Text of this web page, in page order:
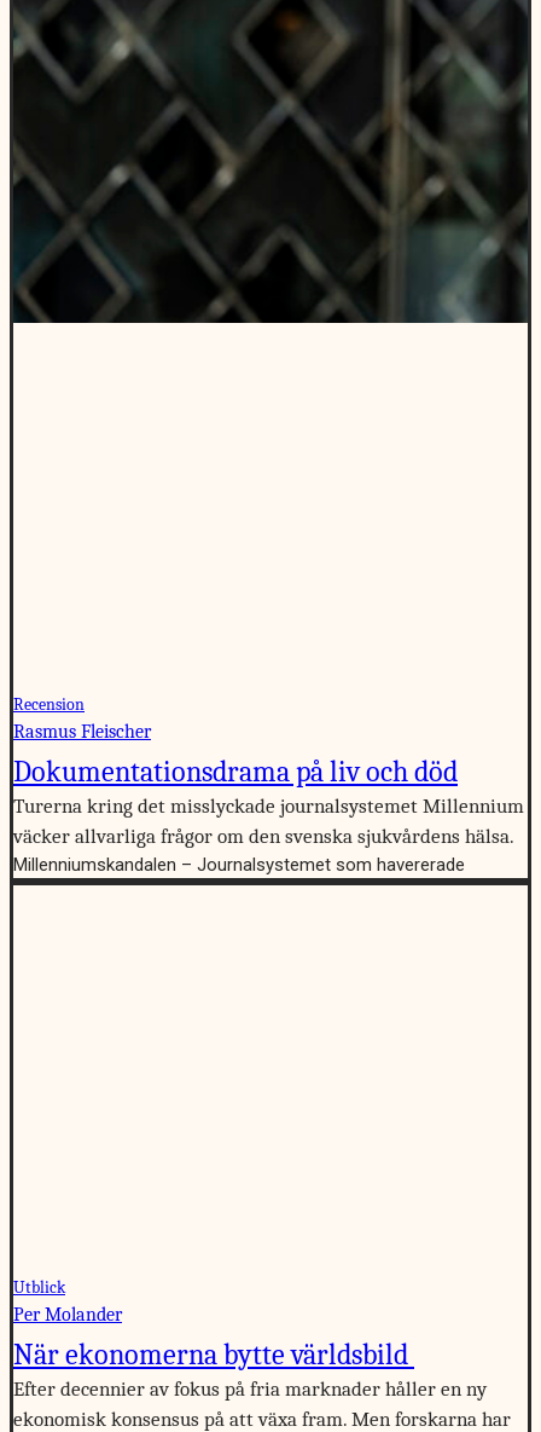
Recension
Rasmus Fleischer
Dokumentationsdrama på liv och död
Turerna kring det misslyckade journalsystemet Millennium
väcker allvarliga frågor om den svenska sjukvårdens hälsa.
Millenniumskandalen – Journalsystemet som havererade
Utblick
Per Molander
När ekonomerna bytte världsbild
Efter decennier av fokus på fria marknader håller en ny
ekonomisk konsensus på att växa fram. Men forskarna har